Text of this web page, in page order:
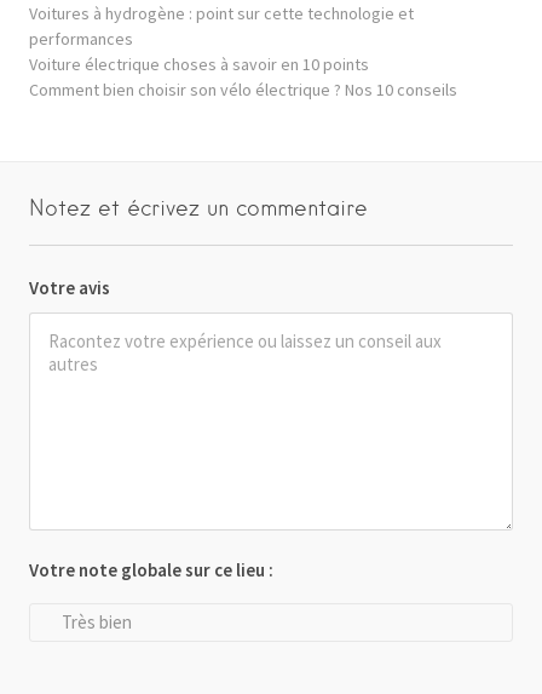
Voitures à hydrogène : point sur cette technologie et
performances
Voiture électrique choses à savoir en 10 points
Comment bien choisir son vélo électrique ? Nos 10 conseils
Notez et écrivez un commentaire
Votre avis
Votre note globale sur ce lieu :
Très bien